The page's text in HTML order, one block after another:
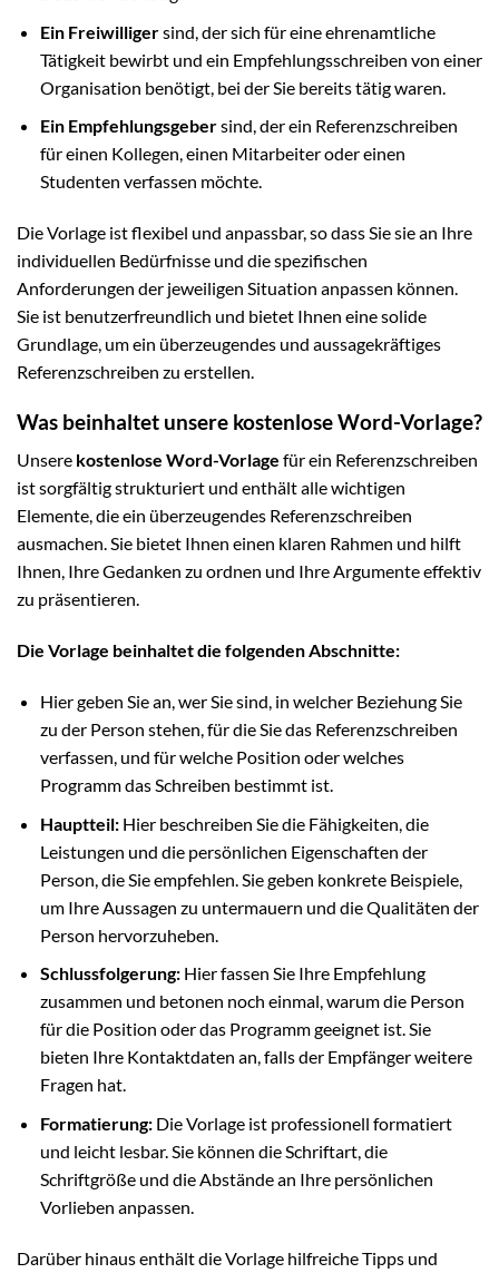
Ein Freiwilligersind, der sich für eine ehrenamtliche
Tätigkeit bewirbt und ein Empfehlungsschreiben von einer
Organisation benötigt, bei der Sie bereits tätig waren.
Ein Empfehlungsgebersind, der ein Referenzschreiben
für einen Kollegen, einen Mitarbeiter oder einen
Studenten verfassen möchte.
Die Vorlage ist flexibel und anpassbar, so dass Sie sie an Ihre
individuellen Bedürfnisse und die spezifischen
Anforderungen der jeweiligen Situation anpassen können.
Sie ist benutzerfreundlich und bietet Ihnen eine solide
Grundlage, um ein überzeugendes und aussagekräftiges
Referenzschreiben zu erstellen.
Was beinhaltet unsere kostenlose Word-Vorlage?
Unsere kostenlose Word-Vorlage für ein Referenzschreiben
ist sorgfältig strukturiert und enthält alle wichtigen
Elemente, die ein überzeugendes Referenzschreiben
ausmachen. Sie bietet Ihnen einen klaren Rahmen und hilft
Ihnen, Ihre Gedanken zu ordnen und Ihre Argumente effektiv
zu präsentieren.
Die Vorlage beinhaltet die folgenden Abschnitte:
Hier geben Sie an, wer Sie sind, in welcher Beziehung Sie
zu der Person stehen, für die Sie das Referenzschreiben
verfassen, und für welche Position oder welches
Programm das Schreiben bestimmt ist.
Hauptteil:Hier beschreiben Sie die Fähigkeiten, die
Leistungen und die persönlichen Eigenschaften der
Person, die Sie empfehlen. Sie geben konkrete Beispiele,
um Ihre Aussagen zu untermauern und die Qualitäten der
Person hervorzuheben.
Schlussfolgerung:Hier fassen Sie Ihre Empfehlung
zusammen und betonen noch einmal, warum die Person
für die Position oder das Programm geeignet ist. Sie
bieten Ihre Kontaktdaten an, falls der Empfänger weitere
Fragen hat.
Formatierung:Die Vorlage ist professionell formatiert
und leicht lesbar. Sie können die Schriftart, die
Schriftgröße und die Abstände an Ihre persönlichen
Vorlieben anpassen.
Darüber hinaus enthält die Vorlage hilfreiche Tipps und